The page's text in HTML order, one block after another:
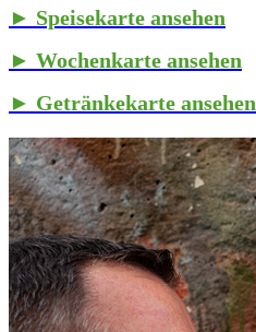
► Speisekarte ansehen
► Wochenkarte ansehen
► Getränkekarte ansehen